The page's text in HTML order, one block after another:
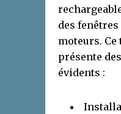
des
moteurs. Ce
présente
évidents :